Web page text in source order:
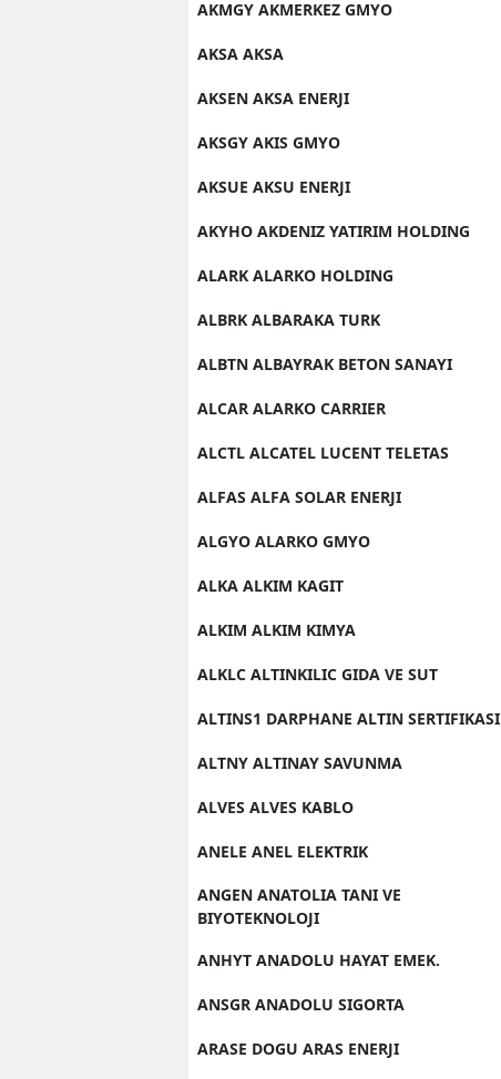
AKMGY AKMERKEZ GMYO
AKSA AKSA
AKSEN AKSA ENERJI
AKSGY AKIS GMYO
AKSUE AKSU ENERJI
AKYHO AKDENIZ YATIRIM HOLDING
ALARK ALARKO HOLDING
ALBRK ALBARAKA TURK
ALBTN ALBAYRAK BETON SANAYI
ALCAR ALARKO CARRIER
ALCTL ALCATEL LUCENT TELETAS
ALFAS ALFA SOLAR ENERJI
ALGYO ALARKO GMYO
ALKA ALKIM KAGIT
ALKIM ALKIM KIMYA
ALKLC ALTINKILIC GIDA VE SUT
ALTINS1 DARPHANE ALTIN SERTIFIKASI
ALTNY ALTINAY SAVUNMA
ALVES ALVES KABLO
ANELE ANEL ELEKTRIK
ANGEN ANATOLIA TANI VE
BIYOTEKNOLOJI
ANHYT ANADOLU HAYAT EMEK.
ANSGR ANADOLU SIGORTA
ARASE DOGU ARAS ENERJI